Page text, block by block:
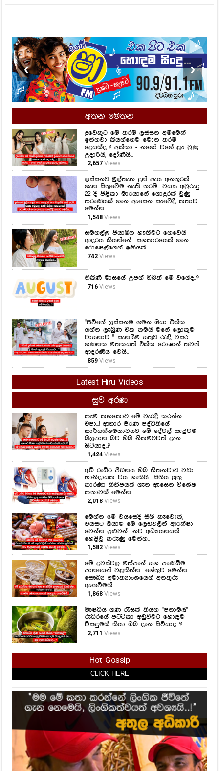
❮ ❯
අතන මෙතන
දුවෙකුට මේ තරම් ලස්සන අම්මෙක්
ඉන්නවා කියන්නෙම මොන තරම්
දෙයක්ද..? අක්කා - නගෝ වගේ ළං වුණු
උදාරියි, දෝණියි...
2,657Views
ලස්සනට මුල්තැන දුන් ඇය අනතුරක්
ගැන සිතුවේම නැති තරම්.. වයස අවුරුදු
22 දී පිළිකා මාරයාගේ ගොදුරක් වුණු
තරුණියක් ගැන ඇසෙන සංවේදී කතාව
මෙන්න...
1,548Views
සමනල්ලු පියාඹන හැඟීමට නෙවෙයි
ආදරය කියන්නේ.. සහකාරයෙක් ගැන
රොෂෙල්ගෙන් ඉඟියක්..
742Views
නිකිණි මාසයේ උපන් ඔබත් මේ වගේද..?
716Views
"ජීවිතේ ලස්සනම ගමන ඔයා එක්ක
යන්න ලැබුණ එක තමයි මගේ ලොකුම
වාසනාව..." සැනසීම සතුට රැඳි වසර
ගණනක මතකයත් එක්ක රොෂාන් තවත්
ආදරණීය වෙයි..
859Views
Latest Hiru Videos
සුව අරණ
කෑම කනකොට මේ වැරදි කරන්න
එපා...! ආහාර ජීරණ පද්ධතියේ
කාර්යක්ෂමතාවයට මේ දේවල් සෘජුවම
බලපාන බව ඔබ නිකමටවත් දැන
සිටියාද..?
1,424Views
අධි රුධිර පීඩනය ඔබ හිතනවාට වඩා
හානිදායක විය හැකියි.. සිතිය යුතු
කාරණා කිහිපයක් ගැන ඇසෙන විශේෂ
කතාවක් මෙන්න..
2,018Views
මෙන්න මේ වයසෙදි සීනි කෑවොත්,
වයසට ගියාම මේ ලෙඩවලින් ආරක්ෂා
වෙන්න පුළුවන්.. නව අධ්‍යයනයක්
හෙළිවූ කරුණු මෙන්න..
1,582Views
මේ දවස්වල මත්පැන් සහ පැණිබීම
පානයෙන් වළකින්න.. හේතුව මෙන්න..
සෞඛ්‍ය අමාත්‍යාංශයෙන් අනතුරු
ඇඟවීමක්..
1,868Views
ඖෂධීය ගුණ රැසක් තියන "පනාමල්"
රුධිරයේ පට්ටිකා අඩුවීමට හොඳම
විසඳුමක් කියා ඔබ දැන සිටියාද...?
2,711 Views
Hot Gossip
CLICK HERE
CLICK HERE